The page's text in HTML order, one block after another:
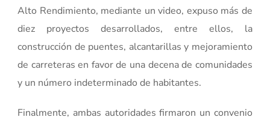
Alto Rendimiento, mediante un video, expuso más de
diez proyectos desarrollados, entre ellos, la
construcción de puentes, alcantarillas y mejoramiento
de carreteras en favor de una decena de comunidades
y un número indeterminado de habitantes.
Finalmente, ambas autoridades firmaron un convenio